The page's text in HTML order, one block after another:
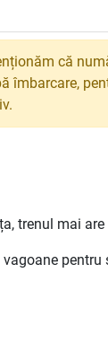
că
îmbarcare,
trenul mai are